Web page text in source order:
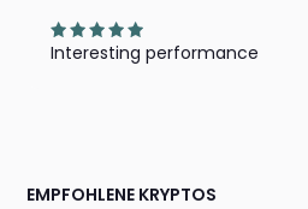
Interesting performance
EMPFOHLENE KRYPTOS